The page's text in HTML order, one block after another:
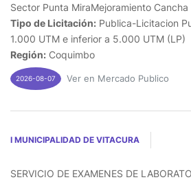
Sector Punta MiraMejoramiento Cancha
Tipo de Licitación: Publica-Licitacion
1.000 UTM e inferior a 5.000 UTM (LP)
Región: Coquimbo
2026-08-07 Ver en Mercado Publico
I MUNICIPALIDAD DE VITACURA
SERVICIO DE EXAMENES DE